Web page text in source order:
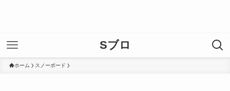
Sブロ
ホーム スノーボード